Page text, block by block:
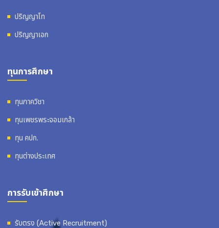
ปริญญาโท
ปริญญาเอก
ทุนการศึกษา
ทุนภาควิชา
ทุนเพชรพระจอมเกล้า
ทุน คปก.
ทุนต่างประเทศ
การรับเข้าศึกษา
รับตรง (Active Recruitment)